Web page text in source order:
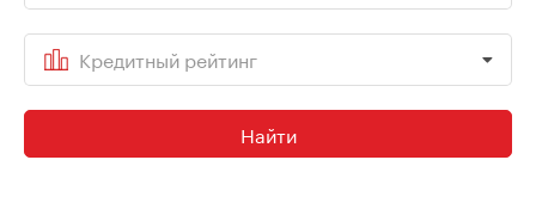
Кредитный рейтинг
Найти